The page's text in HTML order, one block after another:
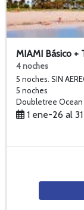
MIAMI Básico +
4 noches
5 noches. SIN
5 noches
Doubletree
1 ene-26 al